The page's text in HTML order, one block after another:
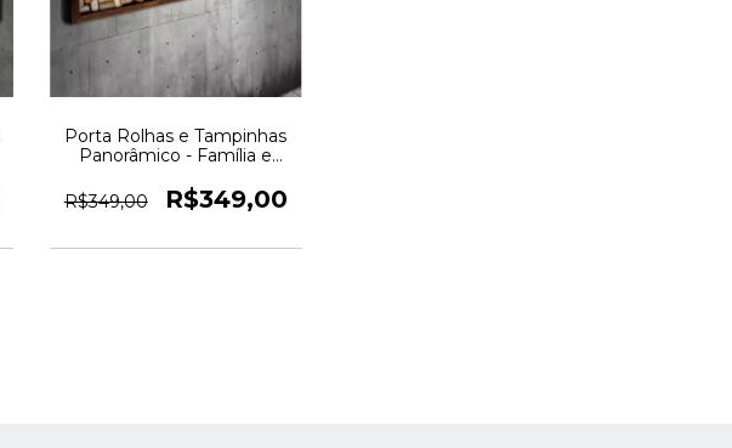
Porta Rolhas e Tampinhas
Panorâmico - Família e
R$349,00
R$349,00